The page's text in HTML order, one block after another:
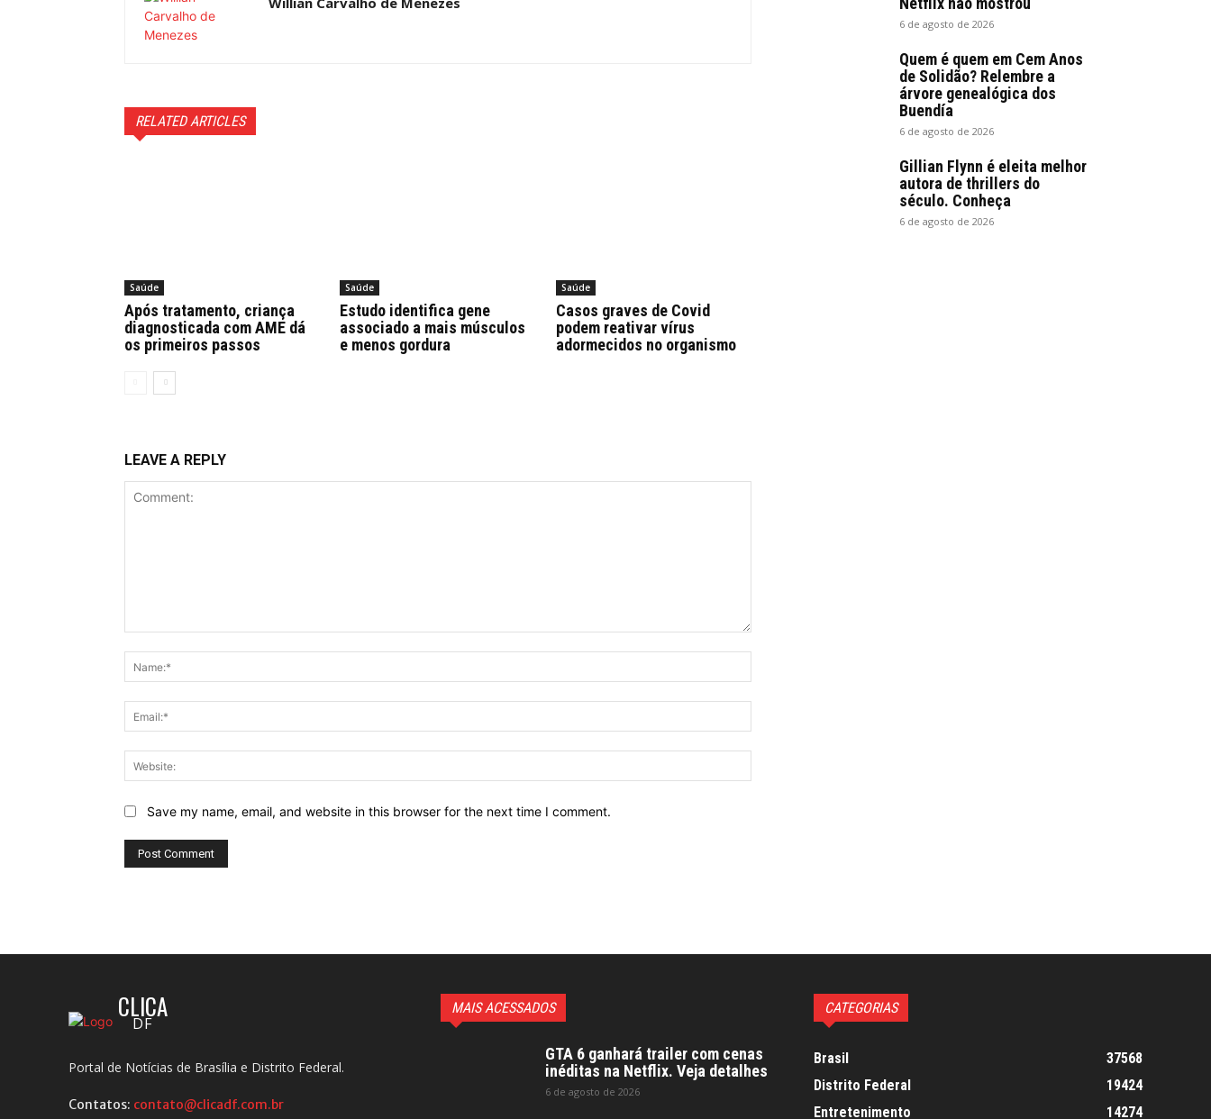
RELATED ARTICLES
Saúde
Após tratamento, criança
diagnosticada com AME dá
os primeiros passos
Saúde
Estudo identifica gene
associado a mais músculos
e menos gordura
Saúde
Casos graves de Covid
podem reativar vírus
adormecidos no organismo
LEAVE A REPLY
Save my name, email, and website in this browser for the next time I comment.
6 de agosto de 2026
Quem é quem em Cem Anos
de Solidão? Relembre a
árvore genealógica dos
Buendía
6 de agosto de 2026
Gillian Flynn é eleita melhor
autora de thrillers do
século. Conheça
6 de agosto de 2026
CLICA
DF
Portal de Notícias de Brasília e Distrito Federal.
Contatos: contato@clicadf.com.br
MAIS ACESSADOS
GTA 6 ganhará trailer com cenas
inéditas na Netflix. Veja detalhes
6 de agosto de 2026
CATEGORIAS
Brasil
37568
Distrito Federal
19424
Entretenimento
14274